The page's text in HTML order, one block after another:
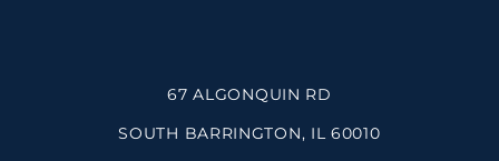
67 ALGONQUIN RD
SOUTH BARRINGTON, IL 60010